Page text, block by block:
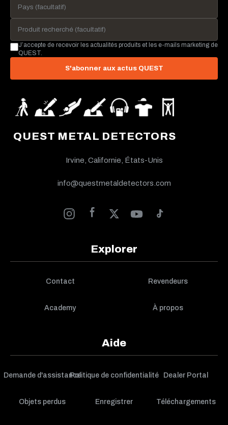
QUEST METAL DETECTORS
Irvine, Californie, États-Unis
info@questmetaldetectors.com
Explorer
Contact Revendeurs
Academy À propos
Aide
Demande d'assistancePolitique de confidentialité Dealer Portal
Objets perdus Enregistrer Téléchargements
J’accepte de recevoir les actualités produits et les e-mails marketing de
QUEST.
S'abonner aux actus QUEST